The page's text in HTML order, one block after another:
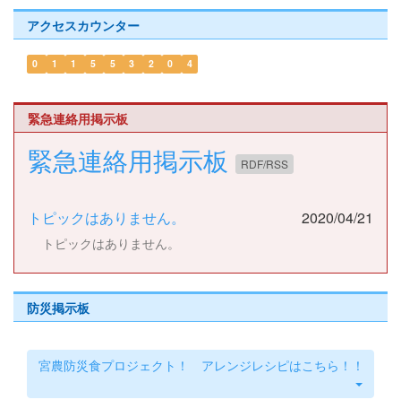
アクセスカウンター
0 1 1 5 5 3 2 0 4
緊急連絡用掲示板
緊急連絡用掲示板 RDF/RSS
トピックはありません。 2020/04/21
トピックはありません。
防災掲示板
宮農防災食プロジェクト！ アレンジレシピはこちら！！